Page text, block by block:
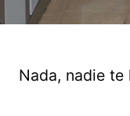
Nada, nadie